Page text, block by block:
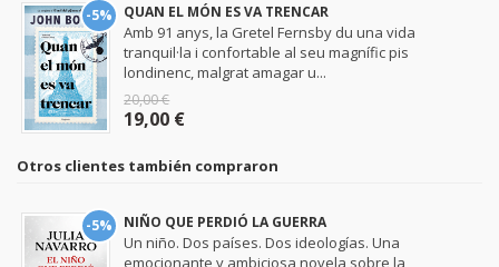
-5% QUAN EL MÓN ES VA TRENCAR
Amb 91 anys, la Gretel Fernsby du una vida
tranquil·la i confortable al seu magnífic pis
londinenc, malgrat amagar u...
20,00 €
19,00 €
Otros clientes también compraron
-5% NIÑO QUE PERDIÓ LA GUERRA
Un niño. Dos países. Dos ideologías. Una
emocionante y ambiciosa novela sobre la